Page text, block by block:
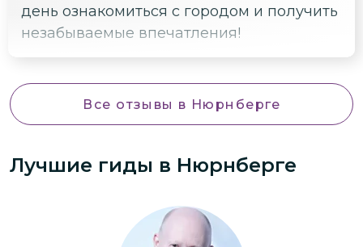
день ознакомиться с городом и получить
незабываемые впечатления!
Все отзывы в Нюрнберге
Лучшие гиды в Нюрнберге